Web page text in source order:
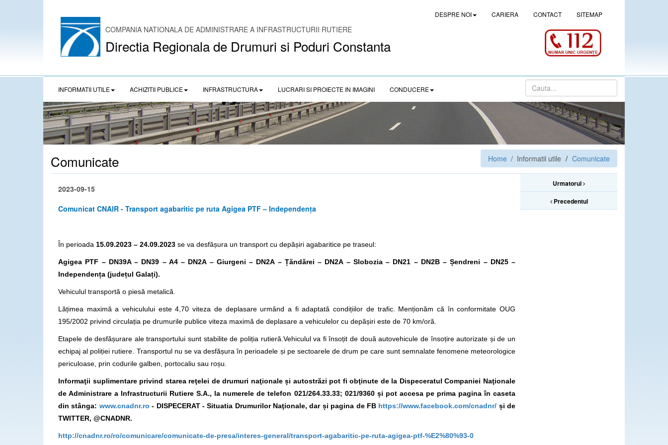
DESPRE NOI CARIERA CONTACT SITEMAP
COMPANIA NATIONALA DE ADMINISTRARE A INFRASTRUCTURII RUTIERE
Directia Regionala de Drumuri si Poduri Constanta
INFORMATII UTILE ACHIZITII PUBLICE INFRASTRUCTURA LUCRARI SI PROIECTE IN IMAGINI CONDUCERE
Comunicate Home / Informatii utile Comunicate
Urmatorul
Precedentul
2023-09-15
Comunicat CNAIR - Transport agabaritic pe ruta Agigea PTF – Independența
În perioada 15.09.2023 – 24.09.2023 se va desfășura un transport cu depășiri agabaritice pe traseul:
Agigea PTF – DN39A – DN39 – A4 – DN2A – Giurgeni – DN2A – Țăndărei – DN2A – Slobozia – DN21 – DN2B – Șendreni – DN25 –
Independența (județul Galați).
Vehiculul transportă o piesă metalică.
Lățimea maximă a vehiculului este 4,70 viteza de deplasare urmând a fi adaptată condițiilor de trafic. Menționăm că în conformitate OUG
195/2002 privind circulația pe drumurile publice viteza maximă de deplasare a vehiculelor cu depășiri este de 70 km/oră.
Etapele de desfășurare ale transportului sunt stabilite de poliția rutieră.Vehiculul va fi însoțit de două autovehicule de însoțire autorizate și de un
echipaj al poliției rutiere. Transportul nu se va desfășura în perioadele și pe sectoarele de drum pe care sunt semnalate fenomene meteorologice
periculoase, prin codurile galben, portocaliu sau roșu.
Informaţii suplimentare privind starea reţelei de drumuri naţionale și autostrăzi pot fi obţinute de la Dispeceratul Companiei Naţionale
de Administrare a Infrastructurii Rutiere S.A., la numerele de telefon 021/264.33.33; 021/9360 și pot accesa pe prima pagina în caseta
din stânga: www.cnadnr.ro - DISPECERAT - Situatia Drumurilor Naţionale, dar și pagina de FB https://www.facebook.com/cnadnr/ și de
TWITTER, @CNADNR.
http://cnadnr.ro/ro/comunicare/comunicate-de-presa/interes-general/transport-agabaritic-pe-ruta-agigea-ptf-%E2%80%93-0